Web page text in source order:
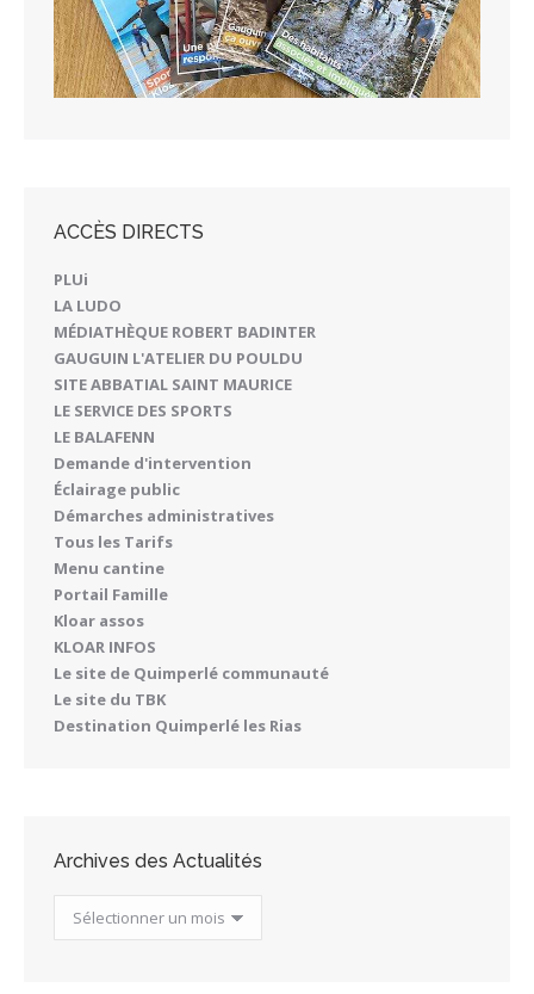
ACCÈS DIRECTS
PLUi
LA LUDO
MÉDIATHÈQUE ROBERT BADINTER
GAUGUIN L'ATELIER DU POULDU
SITE ABBATIAL SAINT MAURICE
LE SERVICE DES SPORTS
LE BALAFENN
Demande d'intervention
Éclairage public
Démarches administratives
Tous les Tarifs
Menu cantine
Portail Famille
Kloar assos
KLOAR INFOS
Le site de Quimperlé communauté
Le site du TBK
Destination Quimperlé les Rias
Archives des Actualités
Archives
des